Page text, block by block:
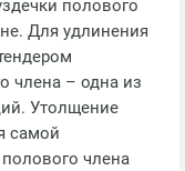
полового
Для удлинения
члена – одна из
Утолщение
самой
члена